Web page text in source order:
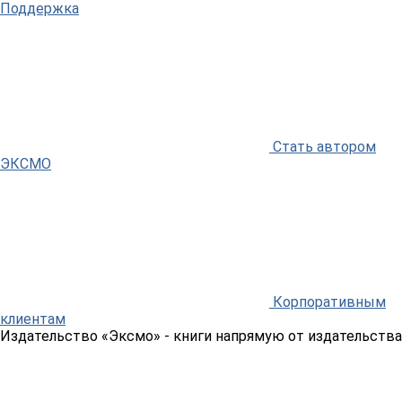
Поддержка
Стать автором
ЭКСМО
Корпоративным
клиентам
Издательство «Эксмо» - книги напрямую от издательства